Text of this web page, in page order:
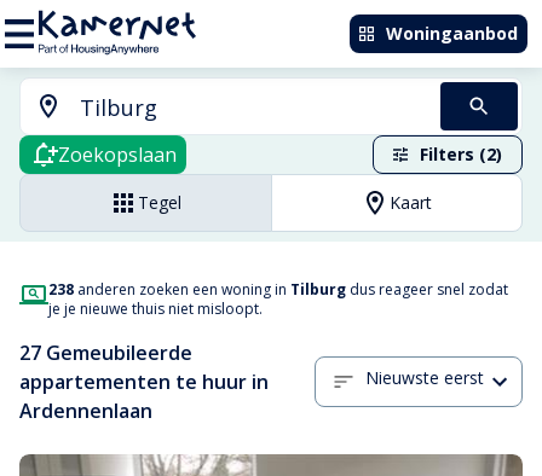
Woningaanbod
Zoekopslaan Filters (2)
Tegel Kaart
238 anderen zoeken een woning in Tilburg dus reageer snel zodat
je je nieuwe thuis niet misloopt.
27 Gemeubileerde
appartementen te huur in
Ardennenlaan
Nieuwste eerst